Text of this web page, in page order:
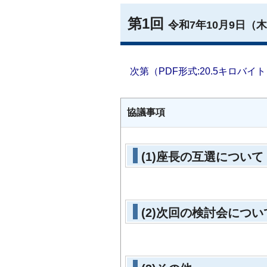
第1回 令和7年10月9日（木
次第（PDF形式:20.5キロバイト
協議事項
(1)座長の互選について
(2)次回の検討会につい